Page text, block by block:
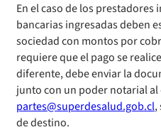
En el caso de los
bancarias ingresadas deben
sociedad con montos por
requiere que el pago se
diferente, debe enviar la
junto con un poder notarial al
partes@superdesalud.gob.cl,
de destino.